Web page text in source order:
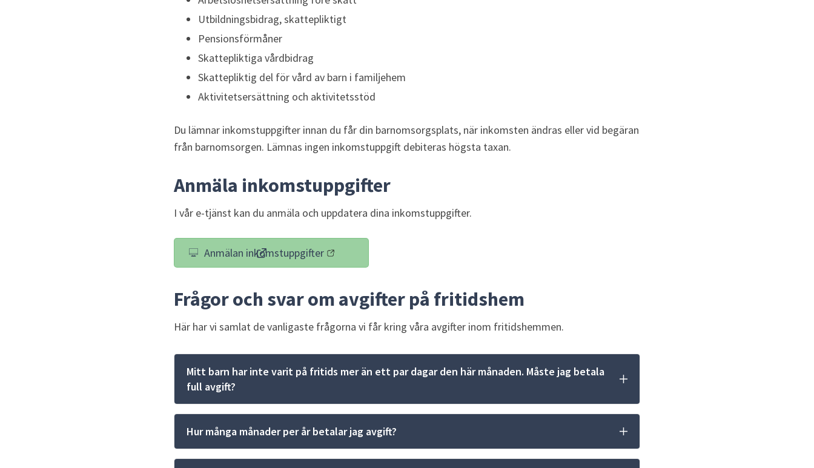
Utbildningsbidrag, skattepliktigt
Pensionsförmåner
Skattepliktiga vårdbidrag
Skattepliktig del för vård av barn i familjehem
Aktivitetsersättning och aktivitetsstöd
Du lämnar inkomstuppgifter innan du får din barnomsorgsplats, när inkomsten ändras eller vid begäran
från barnomsorgen. Lämnas ingen inkomstuppgift debiteras högsta taxan.
Anmäla inkomstuppgifter
I vår e-tjänst kan du anmäla och uppdatera dina inkomstuppgifter.
Anmälan inkomstuppgifter
(länk till annan webbplats)
Frågor och svar om avgifter på fritidshem
Här har vi samlat de vanligaste frågorna vi får kring våra avgifter inom fritidshemmen.
Mitt barn har inte varit på fritids mer än ett par dagar den här månaden. Måste jag betala
full avgift?
Hur många månader per år betalar jag avgift?